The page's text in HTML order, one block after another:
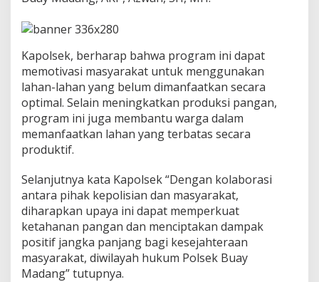
i
e
s
a
u
m
b
A
g
u
n
g
Kapolsek, berharap bahwa program ini dapat
memotivasi masyarakat untuk menggunakan
lahan-lahan yang belum dimanfaatkan secara
optimal. Selain meningkatkan produksi pangan,
program ini juga membantu warga dalam
memanfaatkan lahan yang terbatas secara
produktif.
Selanjutnya kata Kapolsek “Dengan kolaborasi
antara pihak kepolisian dan masyarakat,
diharapkan upaya ini dapat memperkuat
ketahanan pangan dan menciptakan dampak
positif jangka panjang bagi kesejahteraan
masyarakat, diwilayah hukum Polsek Buay
Madang” tutupnya.